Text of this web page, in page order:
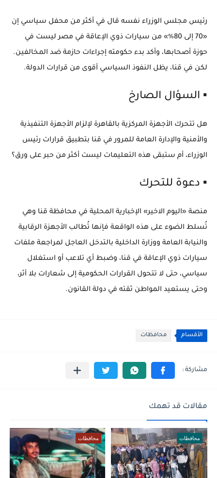
رئيس مجلس الوزراء نفسه قال في أكثر من محفل سياسي إن
«70 إلى 80%» من سيارات ذوي الإعاقة في مصر ليست في
حوزة أصحابها، وأكد بدء حكومته إجراءات حازمة ضد المخالفين.
لكن في قنا، يظل النفوذ السياسي أقوى من قرارات الدولة.
▪️ السؤال الصارخ
هل تتحرك الأجهزة المركزية بالقاهرة لإلزام الأجهزة التنفيذية
والأمنية والإدارة العامة للمرور في قنا بتطبيق قرارات رئيس
الوزراء، أم ستبقى هذه التعليمات ليست أكثر من حبر على ورق؟
▪️ دعوة للتحرك
منصة «اليوم الاخير» الإخبارية المحلية في محافظة قنا وهي
تُسلط الضوء على هذه الواقعة فإنها تُطالب الأجهزة الرقابية
والنيابة العامة ووزارة الداخلية بالتدخل العاجل لمراجعة ملفات
سيارات ذوي الإعاقة في قنا، وضبط أي تلاعب أو استغلال
سياسي، حتى لا تتحول القرارات الحكومية إلى شعارات بلا أثر،
وحتى يستعيد المواطن ثقته في دولة القانون.
الأقسام محافظات
مقالات قد تهمك
محافظات محافظات